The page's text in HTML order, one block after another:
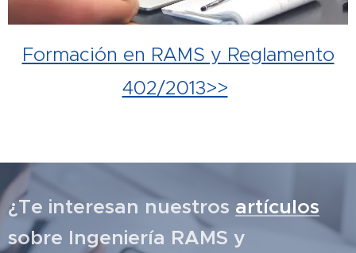
Formación en RAMS y Reglamento
402/2013>>
¿Te interesan nuestros artículos
sobre Ingeniería RAMS y